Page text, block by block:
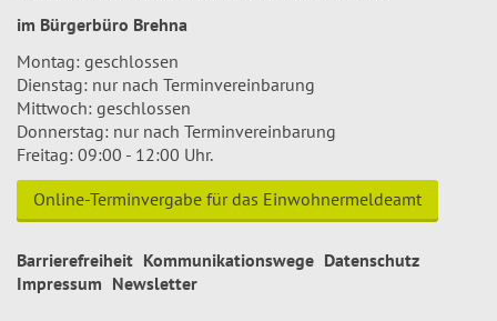
im Bürgerbüro Brehna
Montag: geschlossen
Dienstag: nur nach Terminvereinbarung
Mittwoch: geschlossen
Donnerstag: nur nach Terminvereinbarung
Freitag: 09:00 - 12:00 Uhr.
Online-Terminvergabe für das Einwohnermeldeamt
Barrierefreiheit Kommunikationswege Datenschutz
Impressum Newsletter